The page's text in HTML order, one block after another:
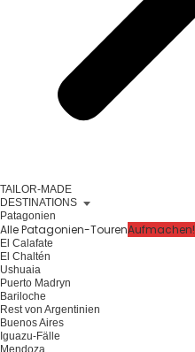
TAILOR-MADE
DESTINATIONS
Patagonien
Alle Patagonien-TourenAufmachen!
El Calafate
El Chaltén
Ushuaia
Puerto Madryn
Bariloche
Rest von Argentinien
Buenos Aires
Iguazu-Fälle
Mendoza